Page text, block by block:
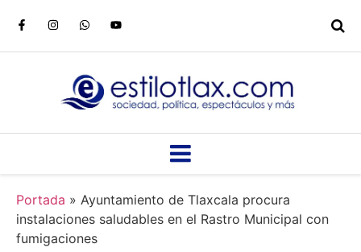
Portada » Ayuntamiento de Tlaxcala procura
instalaciones saludables en el Rastro Municipal con
fumigaciones